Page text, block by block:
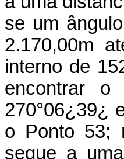
se um
2.170,00m
interno de
encontrar
270°06¿39¿
o Ponto 53;
segue a